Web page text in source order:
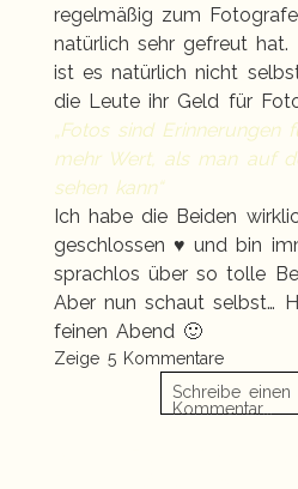
regelmäßig zum
natürlich sehr gefreut hat.
ist es natürlich nicht
die Leute ihr Geld für
„Fotos sind
mehr Wert, als man auf
sehen kann“
Ich habe die Beiden
geschlossen ♥ und bin
sprachlos über so tolle
Aber nun schaut selbst…
feinen Abend 🙂
Zeige 5 Kommentare
Schreibe einen
Kommentar...